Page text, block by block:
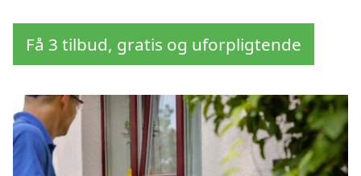
Få 3 tilbud, gratis og uforpligtende